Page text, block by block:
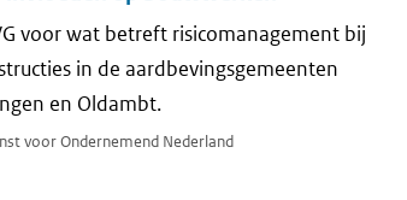
voor wat betreft risicomanagement bij
in de aardbevingsgemeenten
en Oldambt.
voor Ondernemend Nederland